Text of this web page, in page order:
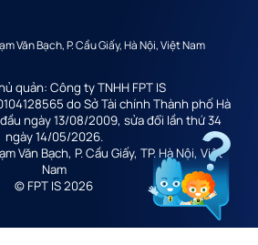
Văn Bạch, P. Cầu Giấy, Hà Nội, Việt Nam
quản: Công ty TNHH FPT IS
do Sở Tài chính Thành phố Hà
ngày 13/08/2009, sửa đổi lần thứ 34
ngày 14/05/2026.
Văn Bạch, P. Cầu Giấy, TP. Hà Nội, Việt
Nam
© FPT IS 2026